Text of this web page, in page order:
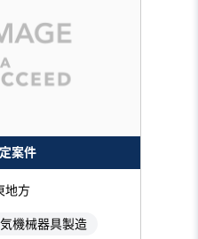
案件
地方
機械器具製造